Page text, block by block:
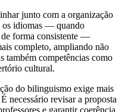
junto com a organização
os idiomas — quando
de forma consistente —
completo, ampliando não
também competências como
cultural.
do bilinguismo exige mais
necessário revisar a proposta
e garantir coerência